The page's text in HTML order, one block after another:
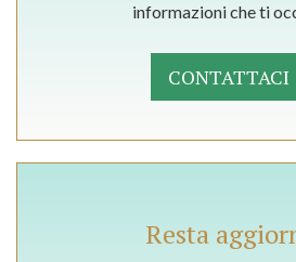
informazioni che ti
CONTATTACI
Resta